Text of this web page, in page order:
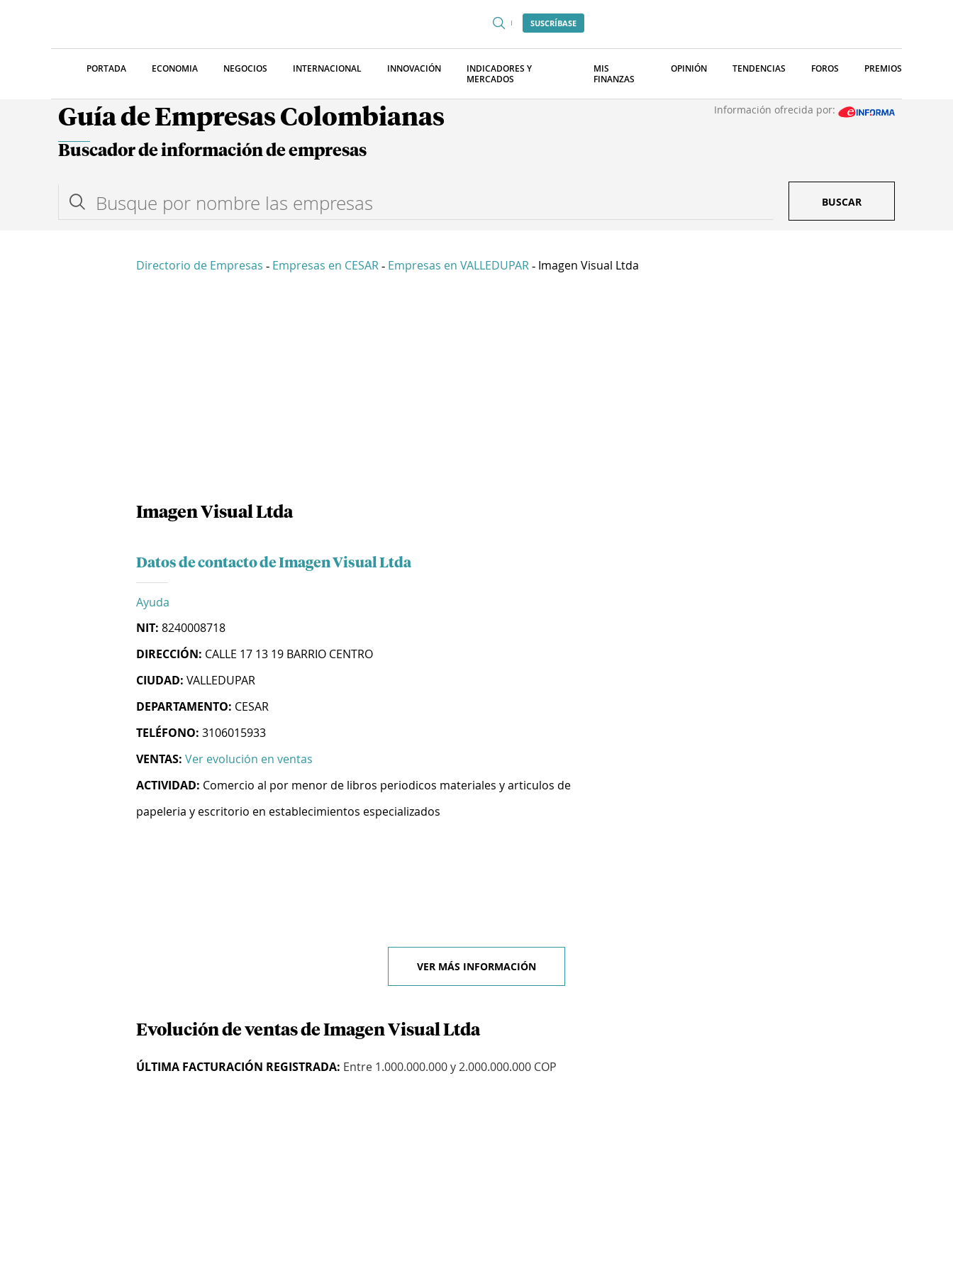
SUSCRÍBASE
PORTADA ECONOMIA NEGOCIOS INTERNACIONAL INNOVACIÓN
INDICADORES Y
MERCADOS
MIS
FINANZAS
OPINIÓN TENDENCIAS FOROS PREMIOS
Guía de Empresas Colombianas Información ofrecida por:
Buscador de información de empresas
BUSCAR
Directorio de Empresas - Empresas en CESAR - Empresas en VALLEDUPAR - Imagen Visual Ltda
Imagen Visual Ltda
Datos de contacto de Imagen Visual Ltda
Ayuda
NIT: 8240008718
DIRECCIÓN: CALLE 17 13 19 BARRIO CENTRO
CIUDAD: VALLEDUPAR
DEPARTAMENTO: CESAR
TELÉFONO: 3106015933
VENTAS: Ver evolución en ventas
ACTIVIDAD: Comercio al por menor de libros periodicos materiales y articulos de
papeleria y escritorio en establecimientos especializados
VER MÁS INFORMACIÓN
Evolución de ventas de Imagen Visual Ltda
ÚLTIMA FACTURACIÓN REGISTRADA: Entre 1.000.000.000 y 2.000.000.000 COP